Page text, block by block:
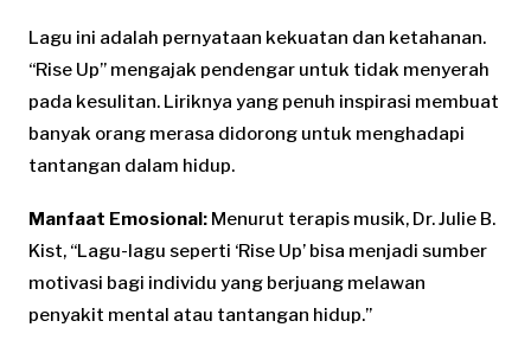
Lagu ini adalah pernyataan kekuatan dan ketahanan.
“Rise Up” mengajak pendengar untuk tidak menyerah
pada kesulitan. Liriknya yang penuh inspirasi membuat
banyak orang merasa didorong untuk menghadapi
tantangan dalam hidup.
Manfaat Emosional: Menurut terapis musik, Dr. Julie B.
Kist, “Lagu-lagu seperti ‘Rise Up’ bisa menjadi sumber
motivasi bagi individu yang berjuang melawan
penyakit mental atau tantangan hidup.”